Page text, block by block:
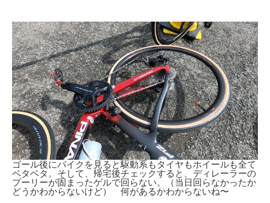
ゴール後にバイクを見ると駆動系もタイヤもホイールも全て
ベタベタ。そして、帰宅後チェックすると、ディレーラーの
プーリーが固まったゲルで回らない。（当日回らなかったか
どうかわからないけど） 何があるかわからないね〜